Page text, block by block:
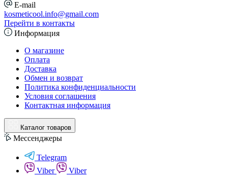
E-mail
kosmeticool.info@gmail.com
Перейти в контакты
Информация
О магазине
Оплата
Доставка
Обмен и возврат
Политика конфиденциальности
Условия соглашения
Контактная информация
Каталог товаров
Мессенджеры
Telegram
Viber
Viber